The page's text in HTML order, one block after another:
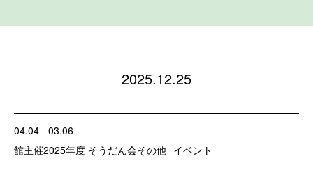
2025.12.25
04.04 - 03.06
館主催2025年度 そうだん会その他 イベント